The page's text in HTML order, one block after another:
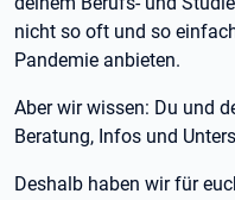
nicht so oft und so
Pandemie anbieten.
Aber wir wissen: Du und
Beratung, Infos und
Deshalb haben wir für